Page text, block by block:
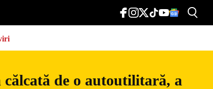
de o autoutilitară, a